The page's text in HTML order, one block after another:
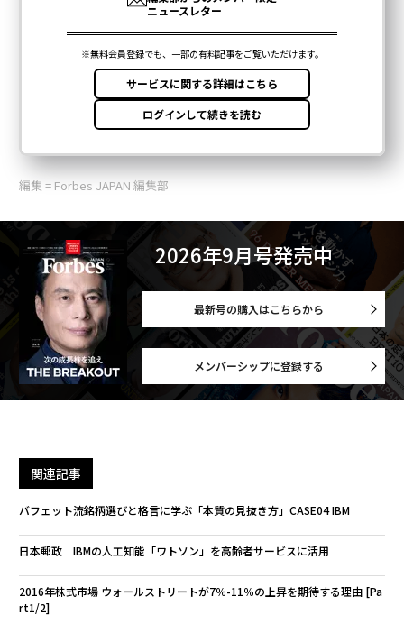
編集 = Forbes JAPAN 編集部
2026年9月号発売中
最新号の購入はこちらから
メンバーシップに登録する
関連記事
バフェット流銘柄選びと格言に学ぶ「本質の見抜き方」CASE04 IBM
日本郵政 IBMの人工知能「ワトソン」を高齢者サービスに活用
2016年株式市場 ウォールストリートが7％-11％の上昇を期待する理由 [Pa
rt1/2]